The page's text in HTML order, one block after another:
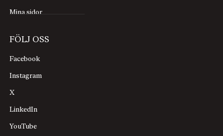
Mina sidor
FÖLJ OSS
Facebook
Instagram
X
LinkedIn
YouTube